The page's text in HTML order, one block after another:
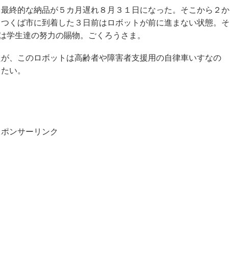
終的な納品が５カ月遅れ８月３１日になった。そこから２か
くば市に到着した３日前はロボットが前に進まない状態。そ
生達の努力の賜物。ごくろうさま。
、このロボットは高齢者や障害者支援用の自律車いすなの
い。
ポンサーリンク